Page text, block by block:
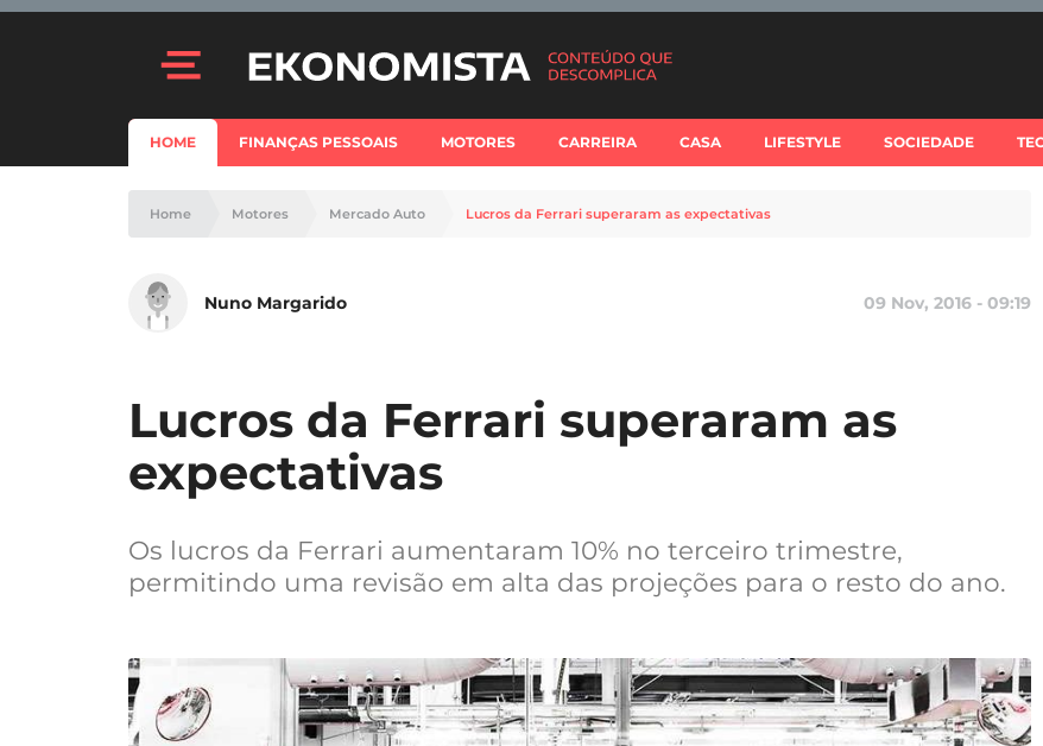
HOME FINANÇAS PESSOAIS MOTORES CARREIRA CASA LIFESTYLE SOCIEDADE
Home Motores Mercado Auto Lucros da Ferrari superaram as expectativas
Nuno Margarido 09 Nov, 2016 - 09:19
Lucros da Ferrari superaram as
expectativas
Os lucros da Ferrari aumentaram 10% no terceiro trimestre,
permitindo uma revisão em alta das projeções para o resto do ano.